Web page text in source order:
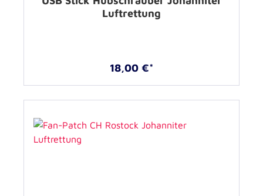
Luftrettung
18,00 €*